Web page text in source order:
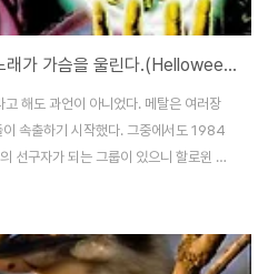
애절하게 들려주는 그들의 노래가 가슴을 울린다.(Helloween - Keeper of the seven keys 리뷰)
해도 과언이 아니었다. 메탈은 여러장
속출하기 시작했다. 그중에서도 1984
선구자가 되는 그룹이 있으니 할로윈 이
타나서 그들의 위치를 굳건히 지켜온
Seven Keys I주목할만하다. 원
1 과 part2를 같이 더블 앨범으로 내